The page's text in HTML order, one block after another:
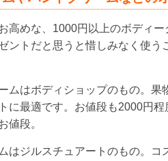
高めな、1000円以上のボディー
ントだと思うと惜しみなく使う
ムはボディショップのもの。果
に最適です。お値段も2000円
値段。
はジルスチュアートのもの。コ